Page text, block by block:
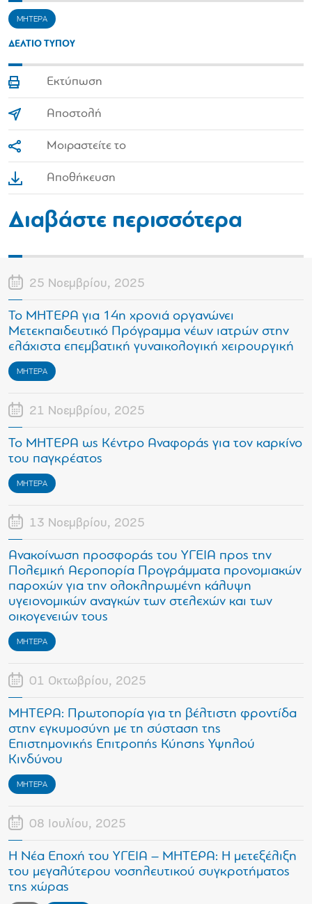
ΜΗΤΕΡΑ
ΔΕΛΤΙΟ ΤΥΠΟΥ
Εκτύπωση
Αποστολή
Μοιραστείτε το
Αποθήκευση
Διαβάστε περισσότερα
25 Νοεμβρίου, 2025
Το ΜΗΤΕΡΑ για 14η χρονιά οργανώνει
Μετεκπαιδευτικό Πρόγραμμα νέων ιατρών στην
ελάχιστα επεμβατική γυναικολογική χειρουργική
ΜΗΤΕΡΑ
21 Νοεμβρίου, 2025
Το ΜΗΤΕΡΑ ως Κέντρο Αναφοράς για τον καρκίνο
του παγκρέατος
ΜΗΤΕΡΑ
13 Νοεμβρίου, 2025
Ανακοίνωση προσφοράς του ΥΓΕΙΑ προς την
Πολεμική Αεροπορία Προγράμματα προνομιακών
παροχών για την ολοκληρωμένη κάλυψη
υγειονομικών αναγκών των στελεχών και των
οικογενειών τους
ΜΗΤΕΡΑ
01 Οκτωβρίου, 2025
ΜΗΤΕΡΑ: Πρωτοπορία για τη βέλτιστη φροντίδα
στην εγκυμοσύνη με τη σύσταση της
Επιστημονικής Επιτροπής Κύησης Υψηλού
Κινδύνου
ΜΗΤΕΡΑ
08 Ιουλίου, 2025
Η Νέα Εποχή του ΥΓΕΙΑ – ΜΗΤΕΡΑ: Η μετεξέλιξη
του μεγαλύτερου νοσηλευτικού συγκροτήματος
της χώρας